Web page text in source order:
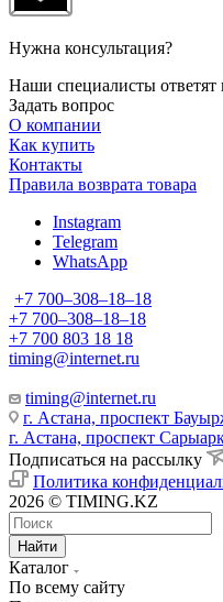
Нужна консультация?
Наши специалисты
Задать вопрос
О компании
Как купить
Контакты
Правила возврата товара
Instagram
Telegram
WhatsApp
+7 700‒308‒18‒18
+7 700‒308‒18‒18
+7 700 803 18 18
timing@internet.ru
timing@internet.ru
г. Астана, проспект
г. Астана, проспект
Подписаться на рассылку
Политика
2026 © TIMING.KZ
Найти
Каталог
По всему сайту